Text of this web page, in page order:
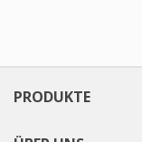
PRODUKTE